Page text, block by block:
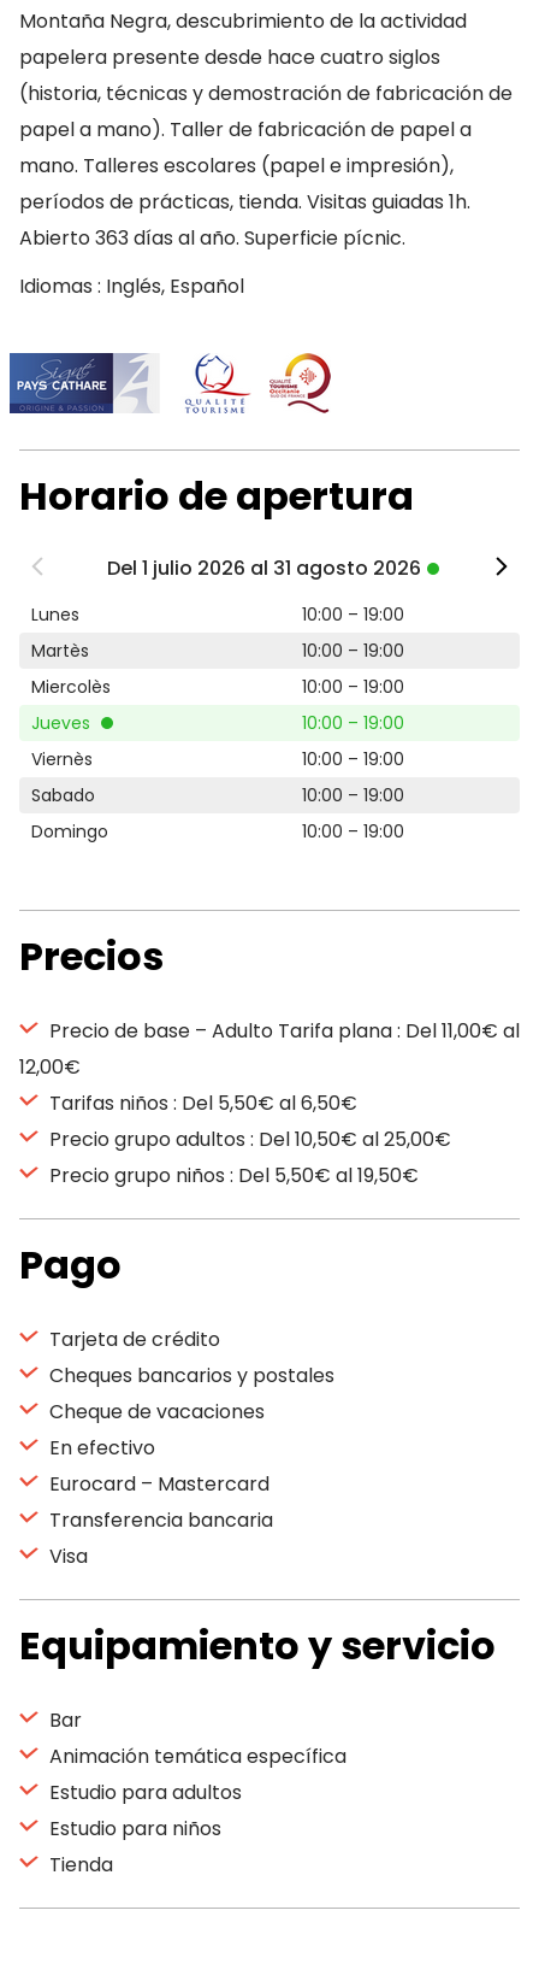
Montaña Negra, descubrimiento de la actividad
papelera presente desde hace cuatro siglos
(historia, técnicas y demostración de fabricación de
papel a mano). Taller de fabricación de papel a
mano. Talleres escolares (papel e impresión),
períodos de prácticas, tienda. Visitas guiadas 1h.
Abierto 363 días al año. Superficie pícnic.
Idiomas : Inglés, Español
Horario de apertura
Del 1 julio 2026 al 31 agosto 2026
Lunes
10:00 – 19:00
Martès
10:00 – 19:00
Miercolès
10:00 – 19:00
Jueves
10:00 – 19:00
Viernès
10:00 – 19:00
Sabado
10:00 – 19:00
Domingo
10:00 – 19:00
Precios
Precio de base – Adulto Tarifa plana : Del 11,00€ al
12,00€
Tarifas niños : Del 5,50€ al 6,50€
Precio grupo adultos : Del 10,50€ al 25,00€
Precio grupo niños : Del 5,50€ al 19,50€
Pago
Tarjeta de crédito
Cheques bancarios y postales
Cheque de vacaciones
En efectivo
Eurocard – Mastercard
Transferencia bancaria
Visa
Equipamiento y servicio
Bar
Animación temática específica
Estudio para adultos
Estudio para niños
Tienda